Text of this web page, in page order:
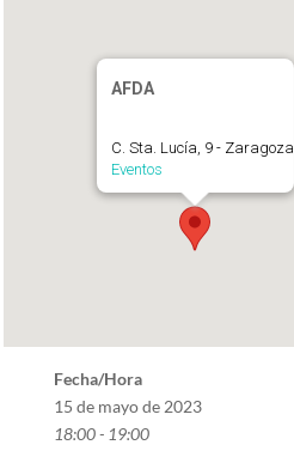
AFDA
C. Sta. Lucía, 9 - Zaragoza
Eventos
Fecha/Hora
15 de mayo de 2023
18:00 - 19:00